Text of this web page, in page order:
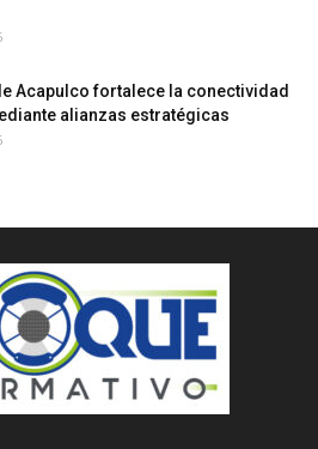
Acapulco fortalece la conectividad
alianzas estratégicas